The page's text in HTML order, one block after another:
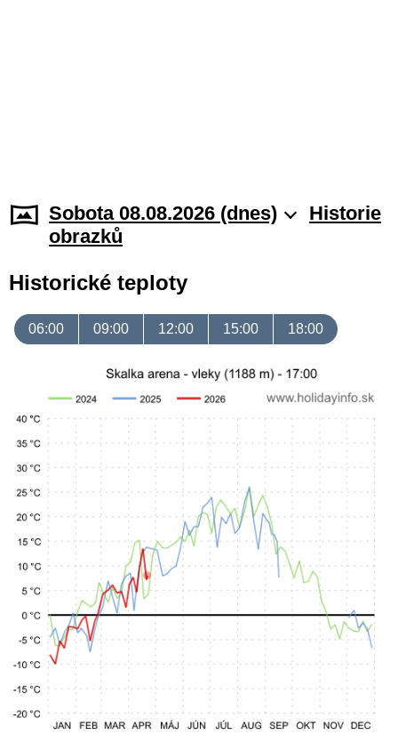
Sobota 08.08.2026 (dnes)
Historie
obrazků
Historické teploty
06:00 09:00 12:00 15:00 18:00